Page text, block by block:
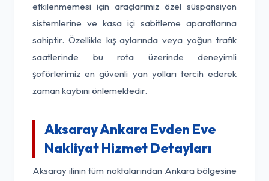
etkilenmemesi için araçlarımız özel süspansiyon
sistemlerine ve kasa içi sabitleme aparatlarına
sahiptir. Özellikle kış aylarında veya yoğun trafik
saatlerinde bu rota üzerinde deneyimli
şoförlerimiz en güvenli yan yolları tercih ederek
zaman kaybını önlemektedir.
Aksaray Ankara Evden Eve
Nakliyat Hizmet Detayları
Aksaray ilinin tüm noktalarından Ankara bölgesine